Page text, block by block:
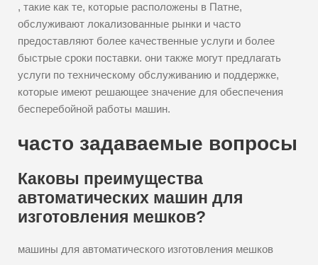
, такие как те, которые расположены в Патне,
обслуживают локализованные рынки и часто
предоставляют более качественные услуги и более
быстрые сроки поставки. они также могут предлагать
услуги по техническому обслуживанию и поддержке,
которые имеют решающее значение для обеспечения
бесперебойной работы машин.
часто задаваемые вопросы
Каковы преимущества
автоматических машин для
изготовления мешков?
машины для автоматического изготовления мешков